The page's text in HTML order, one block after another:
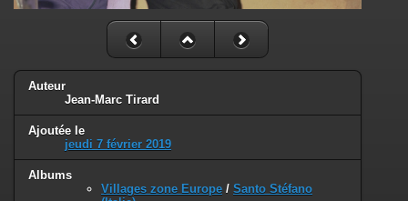
Auteur
Jean-Marc Tirard
Ajoutée le
jeudi 7 février 2019
Albums
Villages zone Europe / Santo Stéfano